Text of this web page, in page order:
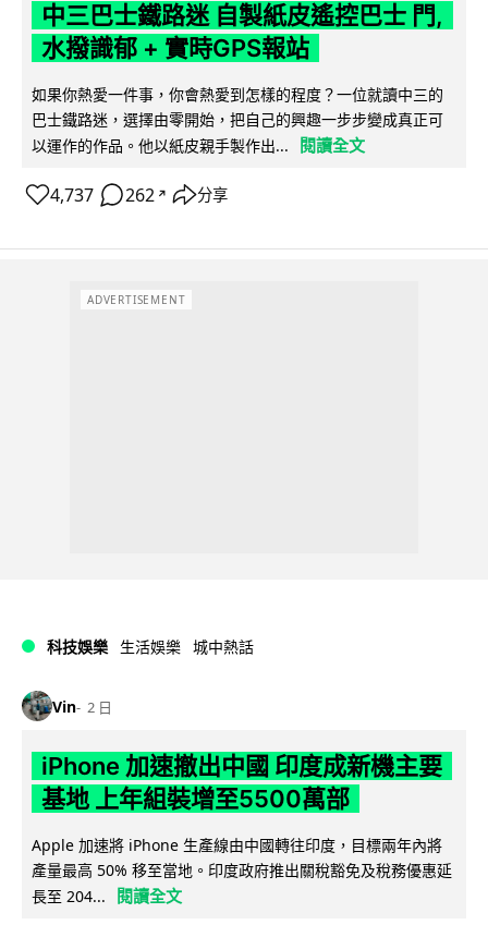
中三巴士鐵路迷 自製紙皮遙控巴士 門,
水撥識郁 + 實時GPS報站
如果你熱愛一件事，你會熱愛到怎樣的程度？一位就讀中三的
巴士鐵路迷，選擇由零開始，把自己的興趣一步步變成真正可
以運作的作品。他以紙皮親手製作出...
閱讀全文
4,737 262 ↗ 分享
ADVERTISEMENT
科技娛樂 生活娛樂 城中熱話
Vin 2 日
iPhone 加速撤出中國 印度成新機主要
基地 上年組裝增至5500萬部
Apple 加速將 iPhone 生產線由中國轉往印度，目標兩年內將
產量最高 50% 移至當地。印度政府推出關稅豁免及稅務優惠延
長至 204...
閱讀全文